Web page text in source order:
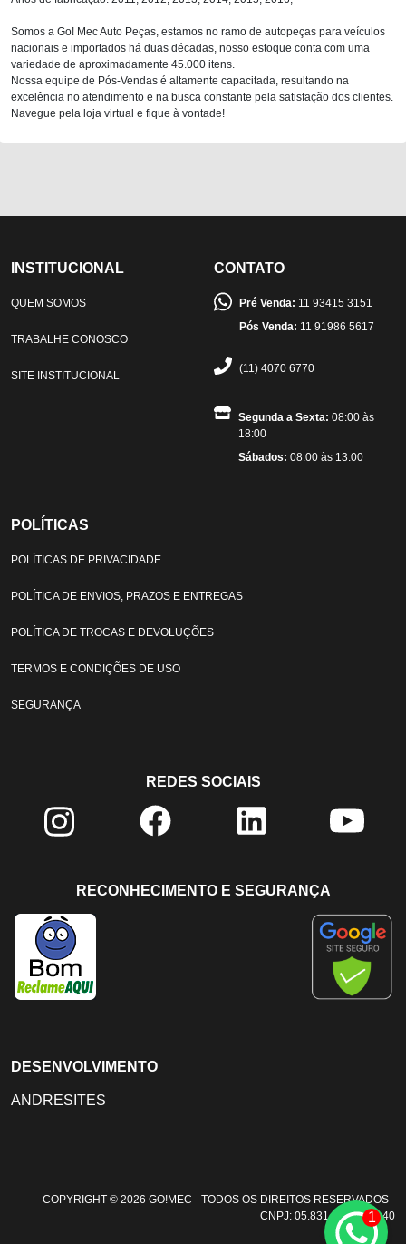
Somos a Go! Mec Auto Peças, estamos no ramo de autopeças para veículos
nacionais e importados há duas décadas, nosso estoque conta com uma
variedade de aproximadamente 45.000 itens.
Nossa equipe de Pós-Vendas é altamente capacitada, resultando na
excelência no atendimento e na busca constante pela satisfação dos clientes.
Navegue pela loja virtual e fique à vontade!
INSTITUCIONAL
QUEM SOMOS
TRABALHE CONOSCO
SITE INSTITUCIONAL
CONTATO
Pré Venda: 11 93415 3151
Pós Venda: 11 91986 5617
(11) 4070 6770
Segunda a Sexta: 08:00 às
18:00
Sábados: 08:00 às 13:00
POLÍTICAS
POLÍTICAS DE PRIVACIDADE
POLÍTICA DE ENVIOS, PRAZOS E ENTREGAS
POLÍTICA DE TROCAS E DEVOLUÇÕES
TERMOS E CONDIÇÕES DE USO
SEGURANÇA
REDES SOCIAIS
RECONHECIMENTO E SEGURANÇA
DESENVOLVIMENTO
ANDRESITES
COPYRIGHT © 2026 GO!MEC - TODOS OS DIREITOS RESERVADOS -
CNPJ: 05.831.108/0001-40
1